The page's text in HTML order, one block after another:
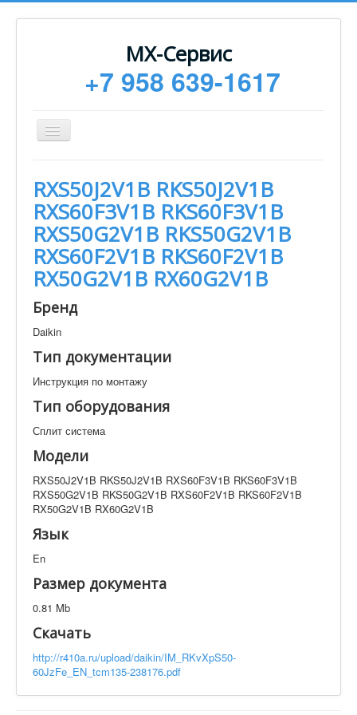
МХ-Сервис
+7 958 639-1617
Toggle
Navigation
Монтаж
Сервисное обслуживание
Техническая документация
Статьи
Новости
Контакты
Техническая документация
RXS50J2V1B RKS50J2V1B RXS60F3V1B RKS60F3V1B
RXS50G2V1B RKS50G2V1B RXS60F2V1B
RKS60F2V1B RX50G2V1B RX60G2V1B
Искать
Производитель Тип документации
Элементов на страницу
RXS50J2V1B RKS50J2V1B
RXS60F3V1B RKS60F3V1B
RXS50G2V1B RKS50G2V1B
RXS60F2V1B RKS60F2V1B
RX50G2V1B RX60G2V1B
Бренд
Daikin
Тип документации
Инструкция по монтажу
Тип оборудования
Сплит система
Модели
RXS50J2V1B RKS50J2V1B RXS60F3V1B RKS60F3V1B
RXS50G2V1B RKS50G2V1B RXS60F2V1B RKS60F2V1B
RX50G2V1B RX60G2V1B
Язык
En
Размер документа
0.81 Mb
Скачать
http://r410a.ru/upload/daikin/IM_RKvXpS50-
60JzFe_EN_tcm135-238176.pdf